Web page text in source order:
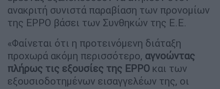
«Φαίνεται ότι η προτεινόμενη διάταξη
προχωρά ακόμη περισσότερο,αγνοώντας
πλήρως τις εξουσίες της EPPO και των
εξουσιοδοτημένων εισαγγελέων της, οι
οποίες τους έχουν ανατεθεί βάσει του
δικαίου της Ε.Ε., δεδομένου ότι αναθέτει